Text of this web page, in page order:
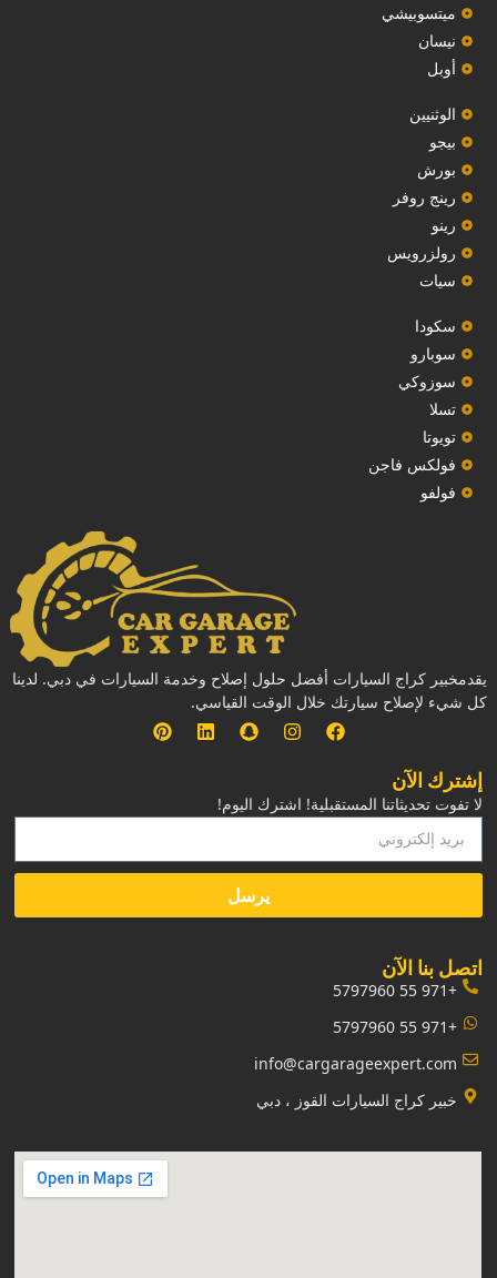
ميتسوبيشي
نيسان
أوبل
‏الوثنيين‏
بيجو
بورش
رينج روفر
رينو
رولزرويس
سيات
سكودا
‏سوبارو‏
سوزوكي
تسلا
تويوتا
فولكس فاجن
فولفو
يقدمخبير كراج السيارات أفضل حلول إصلاح وخدمة السيارات في دبي. لدينا
كل شيء لإصلاح سيارتك خلال الوقت القياسي.
إشترك الآن
لا تفوت تحديثاتنا المستقبلية! اشترك اليوم!
يرسل
‏اتصل بنا الآن‏
+971 55 5797960
+971 55 5797960
info@cargarageexpert.com
‏خبير كراج السيارات القوز ، دبي‏